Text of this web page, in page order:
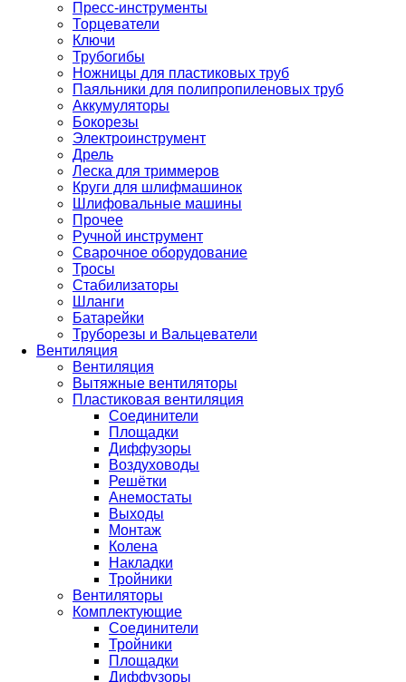
Пресс-инструменты
Торцеватели
Ключи
Трубогибы
Ножницы для пластиковых труб
Паяльники для полипропиленовых труб
Аккумуляторы
Бокорезы
Электроинструмент
Дрель
Леска для триммеров
Круги для шлифмашинок
Шлифовальные машины
Прочее
Ручной инструмент
Сварочное оборудование
Тросы
Стабилизаторы
Шланги
Батарейки
Труборезы и Вальцеватели
Вентиляция
Вентиляция
Вытяжные вентиляторы
Пластиковая вентиляция
Соединители
Площадки
Диффузоры
Воздуховоды
Решётки
Анемостаты
Выходы
Монтаж
Колена
Накладки
Тройники
Вентиляторы
Комплектующие
Соединители
Тройники
Площадки
Диффузоры